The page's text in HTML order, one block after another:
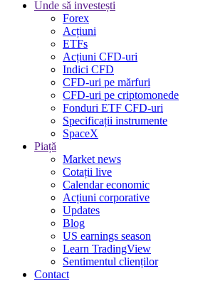
Unde să investești
Forex
Acțiuni
ETFs
Acțiuni CFD-uri
Indici CFD
CFD-uri pe mărfuri
CFD-uri pe criptomonede
Fonduri ETF CFD-uri
Specificații instrumente
SpaceX
Piață
Market news
Cotații live
Calendar economic
Acțiuni corporative
Updates
Blog
US earnings season
Learn TradingView
Sentimentul clienților
Contact